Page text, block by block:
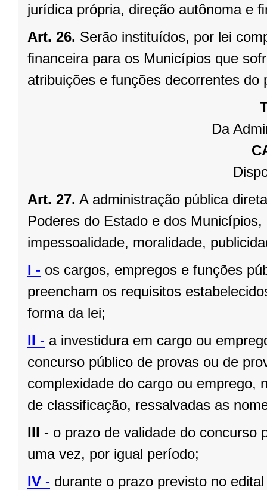
jurídica própria, direção autônoma e
Art. 26. Serão instituídos, por lei
ﬁnanceira para os Municípios que
atribuições e funções decorrentes do
Da
Art. 27. A administração pública
Poderes do Estado e dos
impessoalidade, moralidade,
I - os cargos, empregos e funções
preencham os requisitos
forma da lei;
II - a investidura em cargo ou
concurso público de provas ou de
complexidade do cargo ou emprego,
de classificação, ressalvadas as
III - o prazo de validade do concurso
uma vez, por igual período;
IV - durante o prazo previsto no